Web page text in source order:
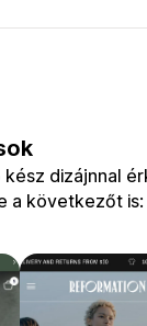
dizájnnal
a következőt is: